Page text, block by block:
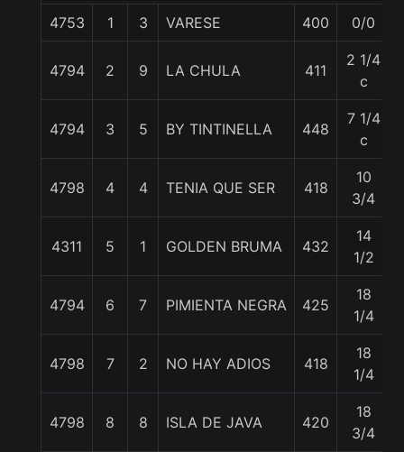
4753 1 3 VARESE 400 0/0
4794 2 9 LA CHULA 411
2 1/4
c
4794 3 5 BY TINTINELLA 448
7 1/4
c
4798 4 4 TENIA QUE SER 418
10
3/4
4311 5 1 GOLDEN BRUMA 432
14
1/2
4794 6 7 PIMIENTA NEGRA 425
18
1/4
4798 7 2 NO HAY ADIOS 418
18
1/4
4798 8 8 ISLA DE JAVA 420
18
3/4